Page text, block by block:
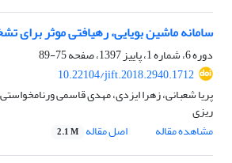
سامانه ماشین بویایی، رهیافتی موثر برای
دوره 6، شماره 1، پاییز 1397، صفحه
75-89
10.22104/jift.2018.2940.1712
پریا شعبانی، زهرا ایزدی، مهدی قاسمی
ریزی
مشاهده مقاله
اصل مقاله 2.1 M